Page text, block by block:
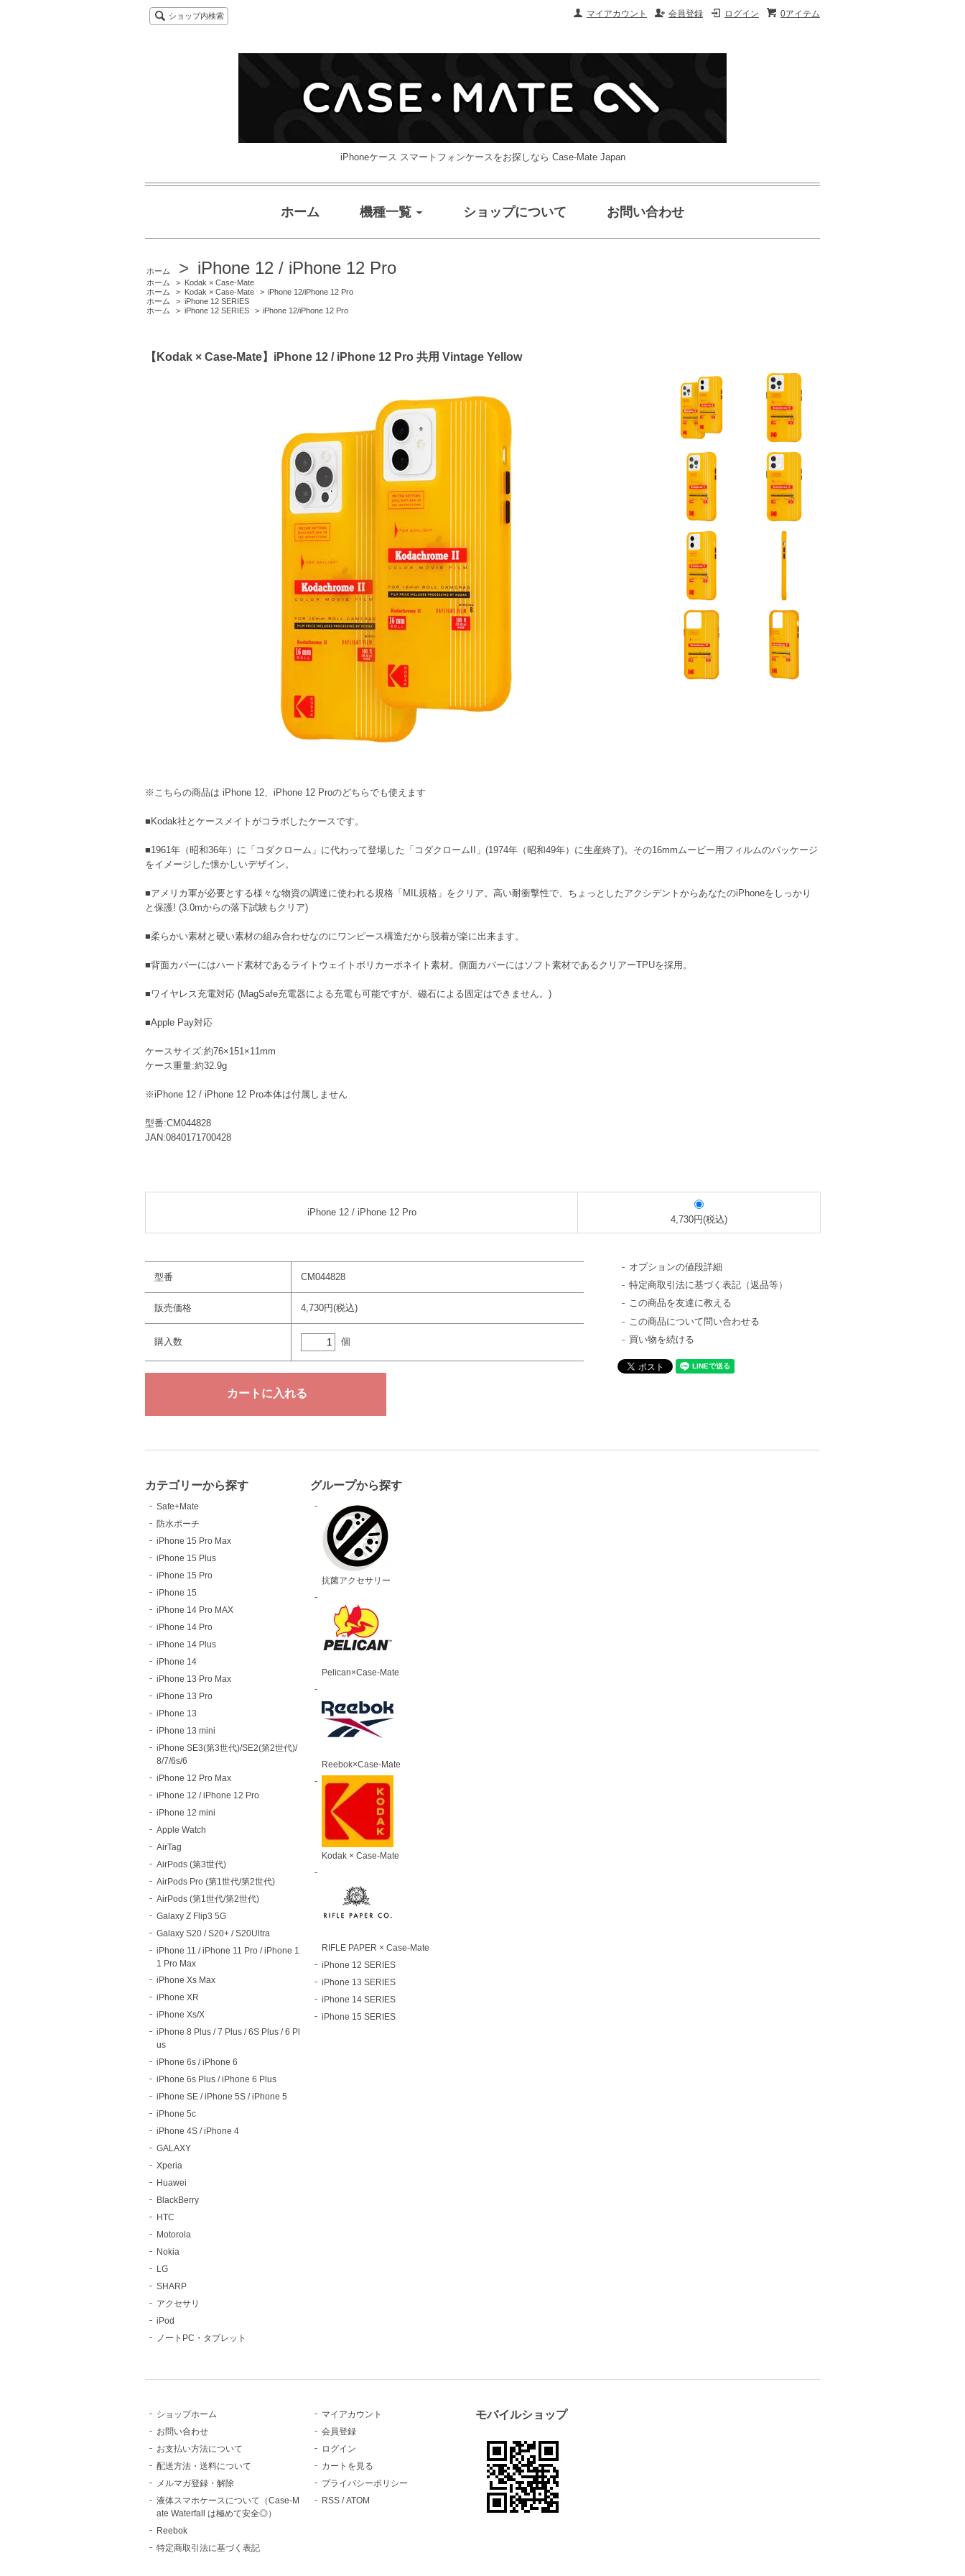
0アイテム
ログイン
会員登録
マイアカウント
ショップ内検索
iPhoneケース スマートフォンケースをお探しなら Case-Mate Japan
ホーム 機種一覧 ショップについて お問い合わせ
ホーム > iPhone 12 / iPhone 12 Pro
ホーム > Kodak × Case-Mate
ホーム
> Kodak × Case-Mate > iPhone 12/iPhone 12 Pro
ホーム
> iPhone 12 SERIES
ホーム
> iPhone 12 SERIES > iPhone 12/iPhone 12 Pro
【Kodak × Case-Mate】iPhone 12 / iPhone 12 Pro 共用 Vintage Yellow
※こちらの商品は iPhone 12、iPhone 12 Proのどちらでも使えます
■Kodak社とケースメイトがコラボしたケースです。
■1961年（昭和36年）に「コダクローム」に代わって登場した「コダクロームII」(1974年（昭和49年）に生産終了)。その16mmムービー用フィルムのパッケージ
をイメージした懐かしいデザイン。
■アメリカ軍が必要とする様々な物資の調達に使われる規格「MIL規格」をクリア。高い耐衝撃性で、ちょっとしたアクシデントからあなたのiPhoneをしっかり
と保護! (3.0mからの落下試験もクリア)
■柔らかい素材と硬い素材の組み合わせなのにワンピース構造だから脱着が楽に出来ます。
■背面カバーにはハード素材であるライトウェイトポリカーボネイト素材。側面カバーにはソフト素材であるクリアーTPUを採用。
■ワイヤレス充電対応 (MagSafe充電器による充電も可能ですが、磁石による固定はできません。)
■Apple Pay対応
ケースサイズ:約76×151×11mm
ケース重量:約32.9g
※iPhone 12 / iPhone 12 Pro本体は付属しません
型番:CM044828
JAN:0840171700428
iPhone 12 / iPhone 12 Pro
4,730円(税込)
型番 CM044828
販売価格 4,730円(税込)
購入数 個
オプションの値段詳細
特定商取引法に基づく表記（返品等）
この商品を友達に教える
この商品について問い合わせる
買い物を続ける
カテゴリーから探す
Safe+Mate
防水ポーチ
iPhone 15 Pro Max
iPhone 15 Plus
iPhone 15 Pro
iPhone 15
iPhone 14 Pro MAX
iPhone 14 Pro
iPhone 14 Plus
iPhone 14
iPhone 13 Pro Max
iPhone 13 Pro
iPhone 13
iPhone 13 mini
iPhone SE3(第3世代)/SE2(第2世代)/
8/7/6s/6
iPhone 12 Pro Max
iPhone 12 / iPhone 12 Pro
iPhone 12 mini
Apple Watch
AirTag
AirPods (第3世代)
AirPods Pro (第1世代/第2世代)
AirPods (第1世代/第2世代)
Galaxy Z Flip3 5G
Galaxy S20 / S20+ / S20Ultra
iPhone 11 / iPhone 11 Pro / iPhone 1
1 Pro Max
iPhone Xs Max
iPhone XR
iPhone Xs/X
iPhone 8 Plus / 7 Plus / 6S Plus / 6 Pl
us
iPhone 6s / iPhone 6
iPhone 6s Plus / iPhone 6 Plus
iPhone SE / iPhone 5S / iPhone 5
iPhone 5c
iPhone 4S / iPhone 4
GALAXY
Xperia
Huawei
BlackBerry
HTC
Motorola
Nokia
LG
SHARP
アクセサリ
iPod
ノートPC・タブレット
グループから探す
抗菌アクセサリー
Pelican×Case-Mate
Reebok×Case-Mate
Kodak × Case-Mate
RIFLE PAPER × Case-Mate
iPhone 12 SERIES
iPhone 13 SERIES
iPhone 14 SERIES
iPhone 15 SERIES
ショップホーム
お問い合わせ
お支払い方法について
配送方法・送料について
メルマガ登録・解除
液体スマホケースについて（Case-M
ate Waterfall は極めて安全◎）
Reebok
特定商取引法に基づく表記
マイアカウント
会員登録
ログイン
カートを見る
プライバシーポリシー
RSS /ATOM
モバイルショップ